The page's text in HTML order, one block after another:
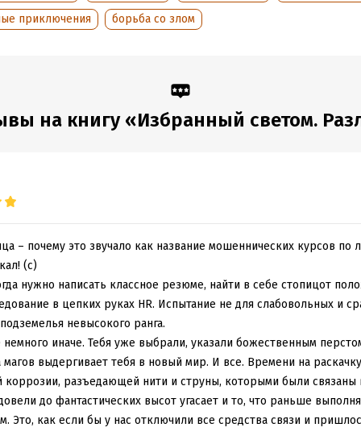
886119
2025
Время на чтение:
приключения
борьба со злом
на книгу «Избранный светом.
– почему это звучало как название мошеннических курсов по
(с)
нужно написать классное резюме, найти в себе стопицот
в цепких руках HR. Испытание не для слабовольных и
невысокого ранга.
иначе. Тебя уже выбрали, указали божественным
магов выдергивает тебя в новый мир. И все. Времени на
коррозии, разъедающей нити и струны, которыми были связаны
до фантастических высот угасает и то, что раньше
Это, как если бы у нас отключили все средства связи и